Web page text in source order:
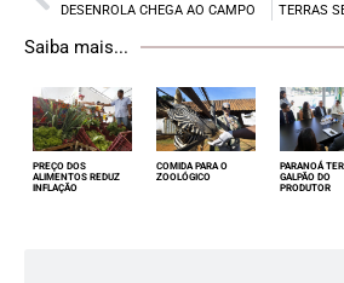
DESENROLA CHEGA AO CAMPO TERRAS
Saiba mais...
PREÇO DOS
ALIMENTOS REDUZ
INFLAÇÃO
COMIDA PARA O
ZOOLÓGICO
PARANOÁ
GALPÃO DO
PRODUTOR